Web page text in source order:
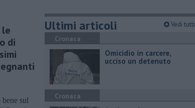
le
di
sul
Ultimi articoli Vedi tutti
Cronaca
Omicidio in carcere,
ucciso un detenuto
Cronaca